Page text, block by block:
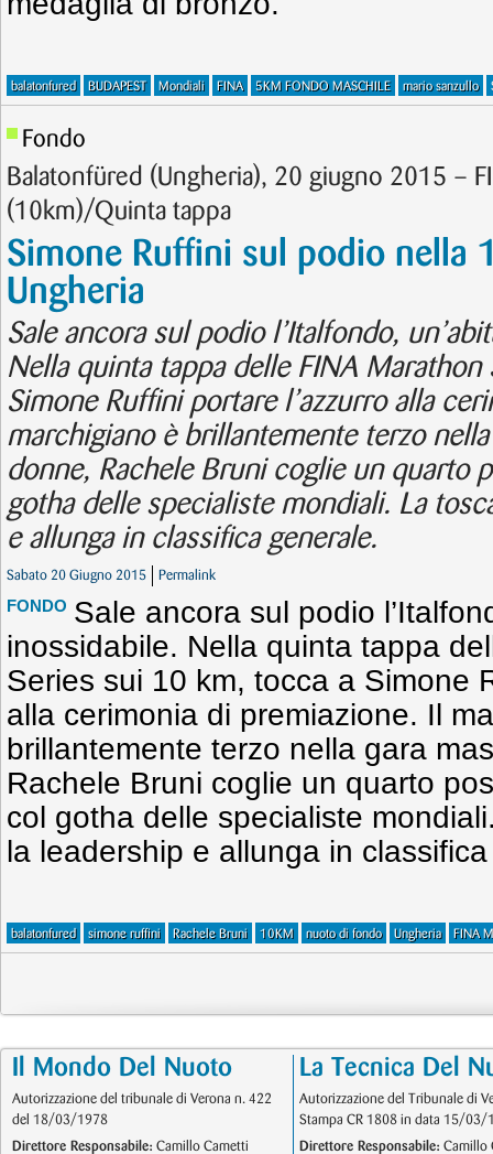
balatonfured BUDAPEST Mondiali FINA 5KM FONDO MASCHILE mario sanzullo
Fondo
Balatonfüred (Ungheria), 20 giugno 2015 –
(10km)/Quinta tappa
Simone Ruffini sul podio nella
Ungheria
Sale ancora sul podio l’Italfondo,
Nella quinta tappa delle FINA
Simone Ruffini portare l’azzurro alla
marchigiano è brillantemente terzo
donne, Rachele Bruni coglie un quarto
gotha delle specialiste mondiali. La
e allunga in classifica generale.
Sabato 20 Giugno 2015 Permalink
FONDO Sale ancora sul podio
inossidabile. Nella quinta tappa
Series sui 10 km, tocca a Simone
alla cerimonia di premiazione. Il
brillantemente terzo nella gara
Rachele Bruni coglie un quarto
col gotha delle specialiste
la leadership e allunga in
balatonfured simone ruffini Rachele Bruni 10KM nuoto di fondo Ungheria FINA
Il Mondo Del Nuoto
Autorizzazione del tribunale di Verona n. 422
del 18/03/1978
Direttore Responsabile: Camillo Cametti
La Tecnica Del
Autorizzazione del Tribunale di
Stampa CR 1808 in data 15/03/
Direttore Responsabile: Camillo